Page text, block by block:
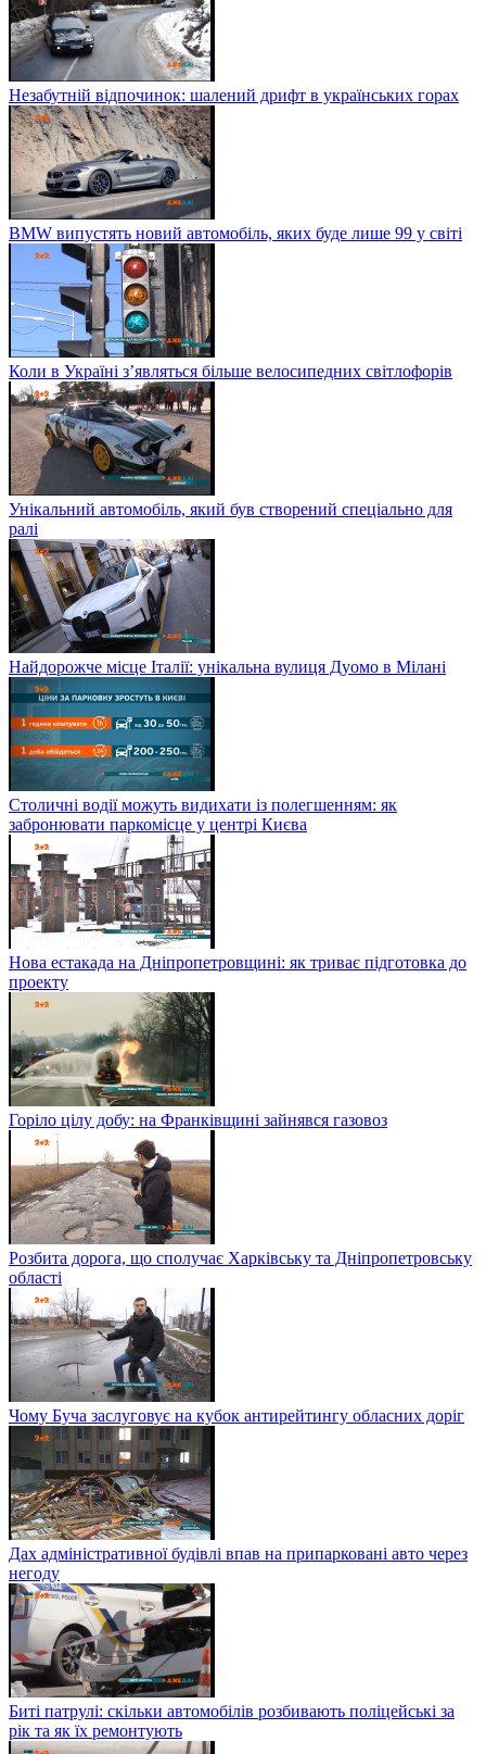
Незабутній відпочинок: шалений дрифт в українських горах
BMW випустять новий автомобіль, яких буде лише 99 у світі
Коли в Україні з’являться більше велосипедних світлофорів
Унікальний автомобіль, який був створений спеціально для
ралі
Найдорожче місце Італії: унікальна вулиця Дуомо в Мілані
Столичні водії можуть видихати із полегшенням: як
забронювати паркомісце у центрі Києва
Нова естакада на Дніпропетровщині: як триває підготовка до
проекту
Горіло цілу добу: на Франківщині зайнявся газовоз
Розбита дорога, що сполучає Харківську та Дніпропетровську
області
Чому Буча заслуговує на кубок антирейтингу обласних доріг
Дах адміністративної будівлі впав на припарковані авто через
негоду
Биті патрулі: скільки автомобілів розбивають поліцейські за
рік та як їх ремонтують